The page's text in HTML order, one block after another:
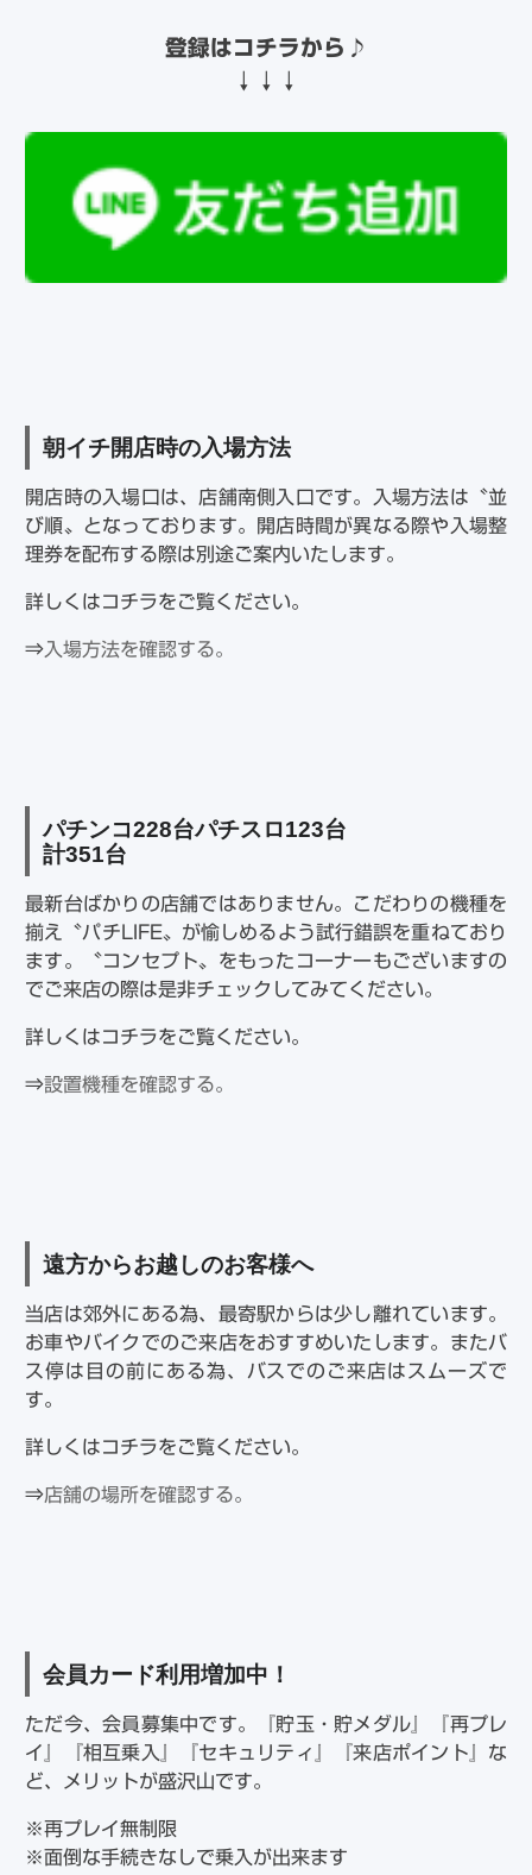
登録はコチラから ♪
↓↓↓
朝イチ開店時の入場方法
開店時の入場口は、店舗南側入口です。入場方法は〝並
び順〟となっております。開店時間が異なる際や入場整
理券を配布する際は別途ご案内いたします。
詳しくはコチラをご覧ください。
⇒入場方法を確認する。
パチンコ228台パチスロ123台
計351台
最新台ばかりの店舗ではありません。こだわりの機種を
揃え〝パチLIFE〟が愉しめるよう試行錯誤を重ねており
ます。〝コンセプト〟をもったコーナーもございますの
でご来店の際は是非チェックしてみてください。
詳しくはコチラをご覧ください。
⇒設置機種を確認する。
遠方からお越しのお客様へ
当店は郊外にある為、最寄駅からは少し離れています。
お車やバイクでのご来店をおすすめいたします。またバ
ス停は目の前にある為、バスでのご来店はスムーズで
す。
詳しくはコチラをご覧ください。
⇒店舗の場所を確認する。
会員カード利用増加中！
ただ今、会員募集中です。『貯玉・貯メダル』『再プレ
イ』『相互乗入』『セキュリティ』『来店ポイント』な
ど、メリットが盛沢山です。
※再プレイ無制限
※面倒な手続きなしで乗入が出来ます